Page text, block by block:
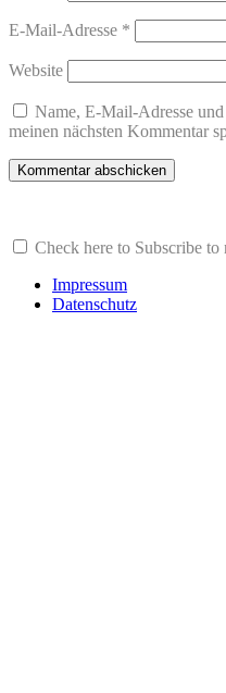
E-Mail-Adresse *
Website
Name, E-Mail-Adresse
meinen nächsten Kommentar
Check here to Subscribe
Impressum
Datenschutz